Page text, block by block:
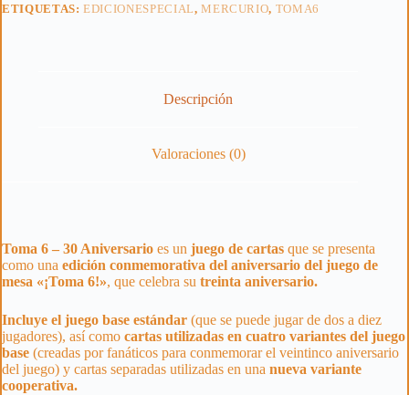
ETIQUETAS:EDICIONESPECIAL,MERCURIO, TOMA6
Descripción
Valoraciones (0)
Toma 6 – 30 Aniversario es un juego de cartas que se presenta
como una edición conmemorativa del aniversario del juego de
mesa «¡Toma 6!», que celebra su treinta aniversario.
Incluye el juego base estándar (que se puede jugar de dos a diez
jugadores), así como cartas utilizadas en cuatro variantes del juego
base (creadas por fanáticos para conmemorar el veintinco aniversario
del juego) y cartas separadas utilizadas en una nueva variante
cooperativa.